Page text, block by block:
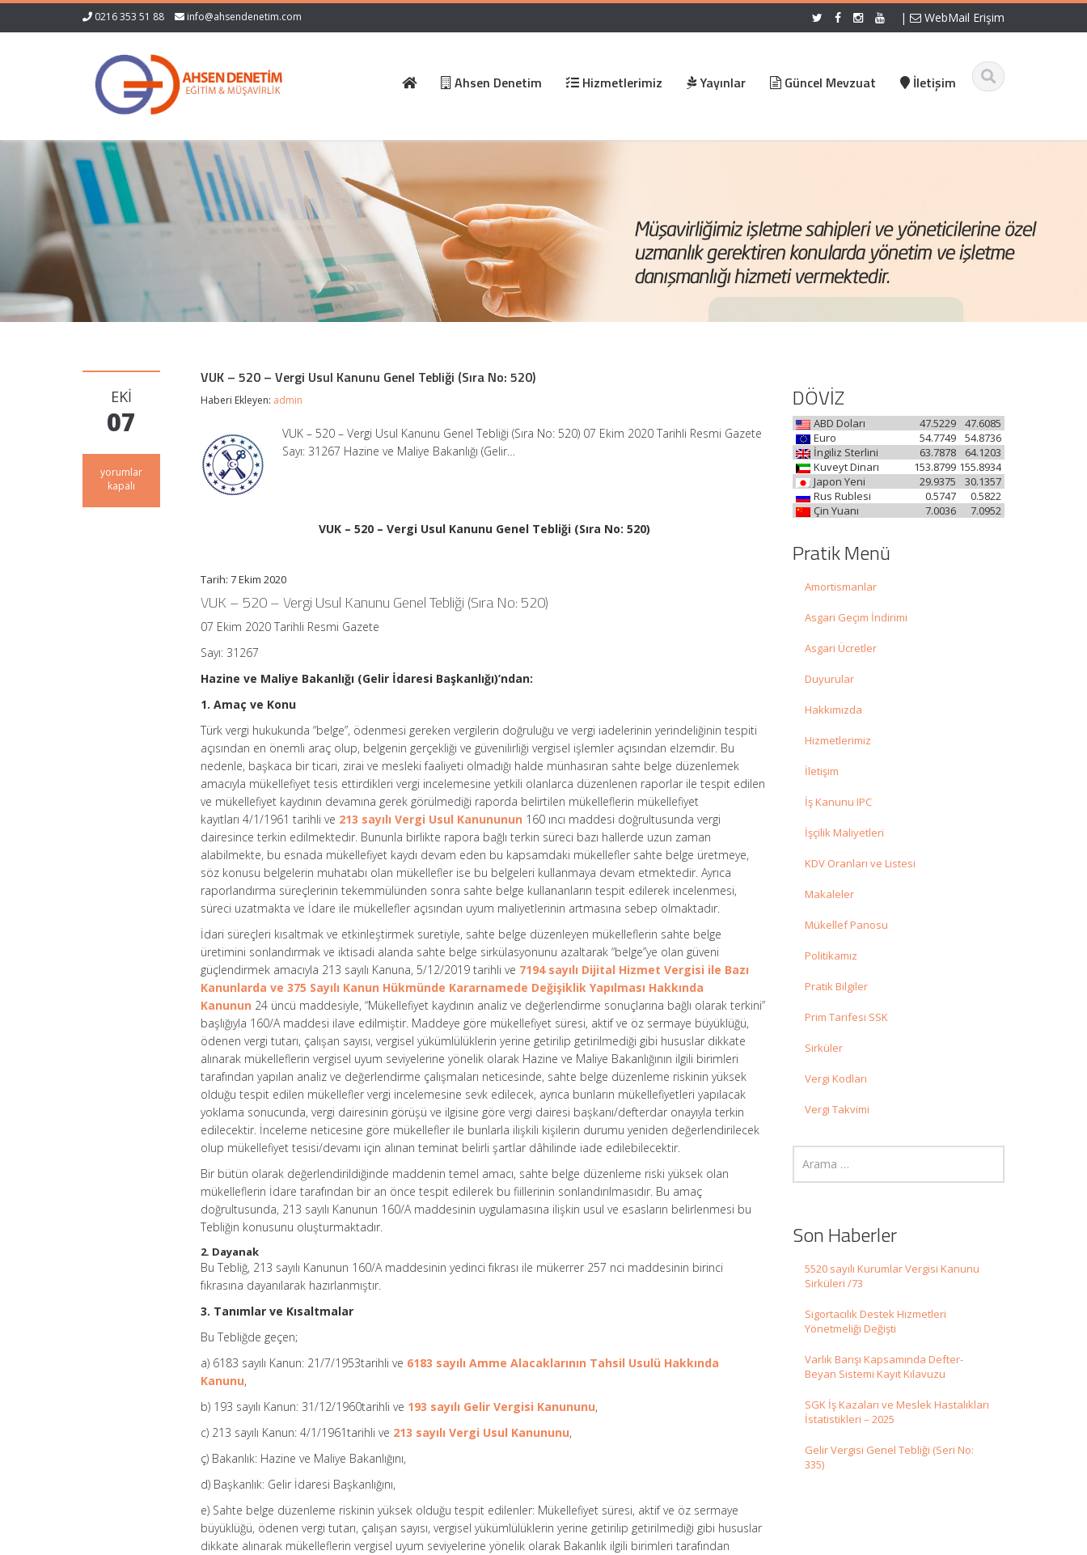
0216 353 51 88 info@ahsendenetim.com | WebMail Erişim
Ahsen Denetim Hizmetlerimiz Yayınlar Güncel Mevzuat İletişim
EKI
07
VUK
yorumlar
kapalı
VUK – 520 – Vergi Usul Kanunu Genel Tebliği (Sıra No: 520)
Haberi Ekleyen: admin
VUK – 520 – Vergi Usul Kanunu Genel Tebliği (Sıra No: 520) 07 Ekim 2020 Tarihli Resmi Gazete
Sayı: 31267 Hazine ve Maliye Bakanlığı (Gelir…
VUK – 520 – Vergi Usul Kanunu Genel Tebliği (Sıra No: 520)
Tarih: 7 Ekim 2020
VUK – 520 – Vergi Usul Kanunu Genel Tebliği (Sıra No: 520)
07 Ekim 2020 Tarihli Resmi Gazete
Sayı: 31267
Hazine ve Maliye Bakanlığı (Gelir İdaresi Başkanlığı)’ndan:
1. Amaç ve Konu
Türk vergi hukukunda “belge”, ödenmesi gereken vergilerin doğruluğu ve vergi iadelerinin yerindeliğinin tespiti
açısından en önemli araç olup, belgenin gerçekliği ve güvenilirliği vergisel işlemler açısından elzemdir. Bu
nedenle, başkaca bir ticari, zirai ve mesleki faaliyeti olmadığı halde münhasıran sahte belge düzenlemek
amacıyla mükellefiyet tesis ettirdikleri vergi incelemesine yetkili olanlarca düzenlenen raporlar ile tespit edilen
ve mükellefiyet kaydının devamına gerek görülmediği raporda belirtilen mükelleflerin mükellefiyet
kayıtları 4/1/1961 tarihli ve 213 sayılı Vergi Usul Kanununun 160 ıncı maddesi doğrultusunda vergi
dairesince terkin edilmektedir. Bununla birlikte rapora bağlı terkin süreci bazı hallerde uzun zaman
alabilmekte, bu esnada mükellefiyet kaydı devam eden bu kapsamdaki mükellefler sahte belge üretmeye,
söz konusu belgelerin muhatabı olan mükellefler ise bu belgeleri kullanmaya devam etmektedir. Ayrıca
raporlandırma süreçlerinin tekemmülünden sonra sahte belge kullananların tespit edilerek incelenmesi,
süreci uzatmakta ve İdare ile mükellefler açısından uyum maliyetlerinin artmasına sebep olmaktadır.
İdari süreçleri kısaltmak ve etkinleştirmek suretiyle, sahte belge düzenleyen mükelleflerin sahte belge
üretimini sonlandırmak ve iktisadi alanda sahte belge sirkülasyonunu azaltarak “belge”ye olan güveni
güçlendirmek amacıyla 213 sayılı Kanuna, 5/12/2019 tarihli ve 7194 sayılı Dijital Hizmet Vergisi ile Bazı
Kanunlarda ve 375 Sayılı Kanun Hükmünde Kararnamede Değişiklik Yapılması Hakkında
Kanunun 24 üncü maddesiyle, “Mükellefiyet kaydının analiz ve değerlendirme sonuçlarına bağlı olarak terkini”
başlığıyla 160/A maddesi ilave edilmiştir. Maddeye göre mükellefiyet süresi, aktif ve öz sermaye büyüklüğü,
ödenen vergi tutarı, çalışan sayısı, vergisel yükümlülüklerin yerine getirilip getirilmediği gibi hususlar dikkate
alınarak mükelleflerin vergisel uyum seviyelerine yönelik olarak Hazine ve Maliye Bakanlığının ilgili birimleri
tarafından yapılan analiz ve değerlendirme çalışmaları neticesinde, sahte belge düzenleme riskinin yüksek
olduğu tespit edilen mükellefler vergi incelemesine sevk edilecek, ayrıca bunların mükellefiyetleri yapılacak
yoklama sonucunda, vergi dairesinin görüşü ve ilgisine göre vergi dairesi başkanı/defterdar onayıyla terkin
edilecektir. İnceleme neticesine göre mükellefler ile bunlarla ilişkili kişilerin durumu yeniden değerlendirilecek
olup mükellefiyet tesisi/devamı için alınan teminat belirli şartlar dâhilinde iade edilebilecektir.
Bir bütün olarak değerlendirildiğinde maddenin temel amacı, sahte belge düzenleme riski yüksek olan
mükelleflerin İdare tarafından bir an önce tespit edilerek bu fiillerinin sonlandırılmasıdır. Bu amaç
doğrultusunda, 213 sayılı Kanunun 160/A maddesinin uygulamasına ilişkin usul ve esasların belirlenmesi bu
Tebliğin konusunu oluşturmaktadır.
2. Dayanak
Bu Tebliğ, 213 sayılı Kanunun 160/A maddesinin yedinci fıkrası ile mükerrer 257 nci maddesinin birinci
fıkrasına dayanılarak hazırlanmıştır.
3. Tanımlar ve Kısaltmalar
Bu Tebliğde geçen;
a) 6183 sayılı Kanun: 21/7/1953tarihli ve 6183 sayılı Amme Alacaklarının Tahsil Usulü Hakkında
Kanunu,
b) 193 sayılı Kanun: 31/12/1960tarihli ve 193 sayılı Gelir Vergisi Kanununu,
c) 213 sayılı Kanun: 4/1/1961tarihli ve 213 sayılı Vergi Usul Kanununu,
ç) Bakanlık: Hazine ve Maliye Bakanlığını,
d) Başkanlık: Gelir İdaresi Başkanlığını,
e) Sahte belge düzenleme riskinin yüksek olduğu tespit edilenler: Mükellefiyet süresi, aktif ve öz sermaye
büyüklüğü, ödenen vergi tutarı, çalışan sayısı, vergisel yükümlülüklerin yerine getirilip getirilmediği gibi hususlar
dikkate alınarak mükelleflerin vergisel uyum seviyelerine yönelik olarak Bakanlık ilgili birimleri tarafından
DÖVİZ
ABD Doları 47.6085
47.5229
Euro
54.8736
54.7749
İngiliz Sterlini
64.1203
63.7878
Kuveyt Dinarı
155.8934
153.8799
Japon Yeni
30.1357
29.9375
Rus Rublesi
0.5822
0.5747
Çin Yuanı
7.0952
7.0036
Pratik Menü
Amortismanlar
Asgari Geçim İndirimi
Asgari Ücretler
Duyurular
Hakkımızda
Hizmetlerimiz
İletişim
İş Kanunu IPC
İşçilik Maliyetleri
KDV Oranları ve Listesi
Makaleler
Mükellef Panosu
Politikamız
Pratik Bilgiler
Prim Tarifesi SSK
Sirküler
Vergi Kodları
Vergi Takvimi
Son Haberler
5520 sayılı Kurumlar Vergisi Kanunu
Sirküleri /73
Sigortacılık Destek Hizmetleri
Yönetmeliği Değişti
Varlık Barışı Kapsamında Defter-
Beyan Sistemi Kayıt Kılavuzu
SGK İş Kazaları ve Meslek Hastalıkları
İstatistikleri – 2025
Gelir Vergisi Genel Tebliği (Seri No:
335)